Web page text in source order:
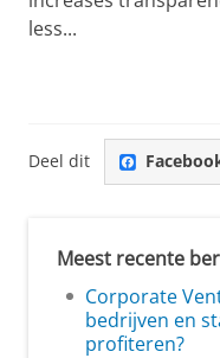
less...
Deel dit
Meest recente
Corporate
bedrijven en
profiteren?